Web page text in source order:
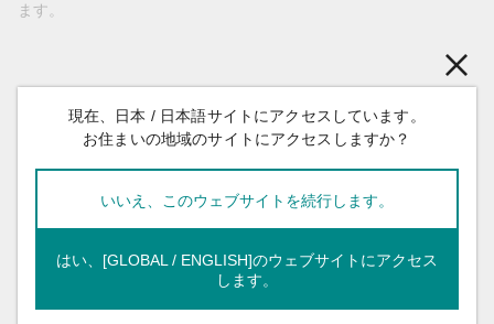
ます。
4. 10年後のスマートマニュファクチャリングはどうなっているで
しょうか？
現在、日本 / 日本語サイトにアクセスしています。
お住まいの地域のサイトにアクセスしますか？
いいえ、このウェブサイトを続行します。
はい、[GLOBAL / ENGLISH]のウェブサイトにアクセス
します。